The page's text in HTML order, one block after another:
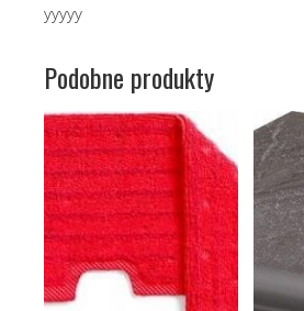
yyyyy
Podobne produkty